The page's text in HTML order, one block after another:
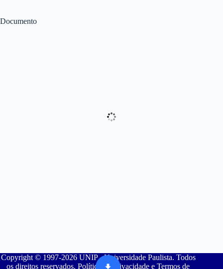
Documento
Copyright © 1997-2026 UNIP - Universidade Paulista. Todos
os direitos reservados. Política de Privacidade e Termos de